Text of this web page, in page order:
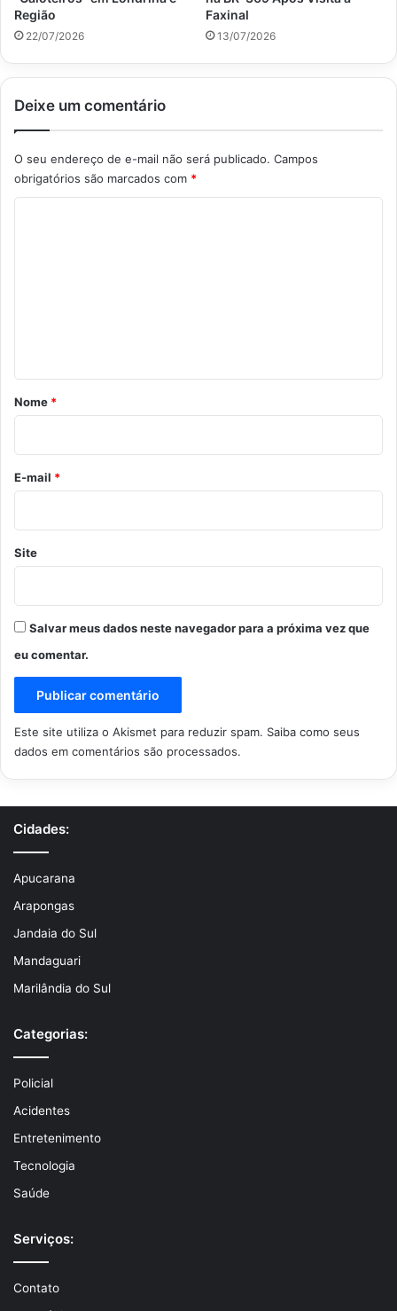
Região
22/07/2026
Faxinal
13/07/2026
Deixe um comentário
O seu endereço de e-mail não será publicado. Campos
obrigatórios são marcados com *
r
o
*
Nome *
E-mail *
Site
Salvar meus dados neste navegador para a próxima vez que
eu comentar.
Este site utiliza o Akismet para reduzir spam. Saiba como seus
dados em comentários são processados.
Cidades:
Apucarana
Arapongas
Jandaia do Sul
Mandaguari
Marilândia do Sul
Categorias:
Policial
Acidentes
Entretenimento
Tecnologia
Saúde
Serviços:
Contato